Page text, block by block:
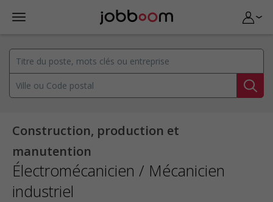
Construction, production et
manutention
Électromécanicien / Mécanicien
industriel